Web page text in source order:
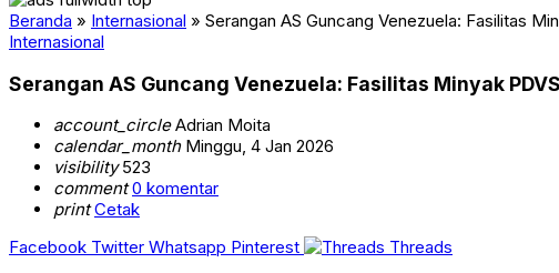
Beranda » Internasional » Serangan AS Guncang Venezuela: Fasilitas
Internasional
Serangan AS Guncang Venezuela: Fasilitas Minyak
account_circleAdrian Moita
calendar_monthMinggu, 4 Jan 2026
visibility523
comment 0 komentar
print Cetak
Facebook Twitter Whatsapp Pinterest
Threads